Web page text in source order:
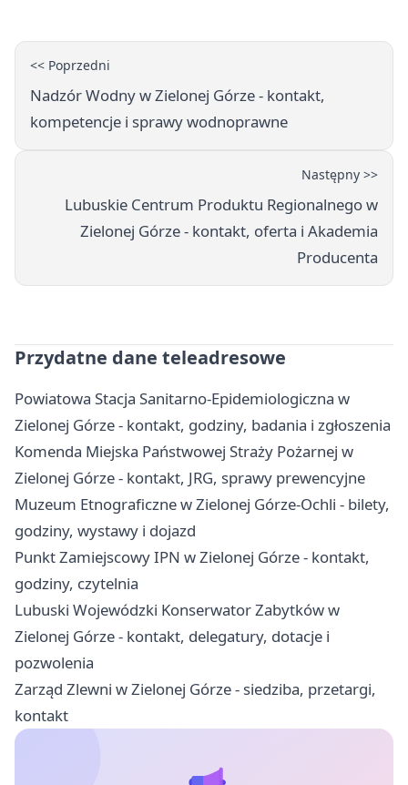
<< Poprzedni
Nadzór Wodny w Zielonej Górze - kontakt,
kompetencje i sprawy wodnoprawne
Następny >>
Lubuskie Centrum Produktu Regionalnego w
Zielonej Górze - kontakt, oferta i Akademia
Producenta
Przydatne dane teleadresowe
Powiatowa Stacja Sanitarno-Epidemiologiczna w
Zielonej Górze - kontakt, godziny, badania i zgłoszenia
Komenda Miejska Państwowej Straży Pożarnej w
Zielonej Górze - kontakt, JRG, sprawy prewencyjne
Muzeum Etnograficzne w Zielonej Górze-Ochli - bilety,
godziny, wystawy i dojazd
Punkt Zamiejscowy IPN w Zielonej Górze - kontakt,
godziny, czytelnia
Lubuski Wojewódzki Konserwator Zabytków w
Zielonej Górze - kontakt, delegatury, dotacje i
pozwolenia
Zarząd Zlewni w Zielonej Górze - siedziba, przetargi,
kontakt